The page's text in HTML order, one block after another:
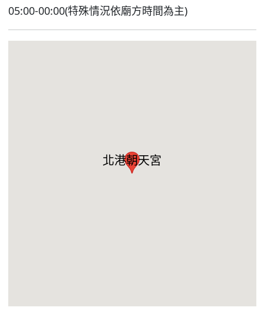
05:00-00:00(特殊情況依廟方時間為主)
北港朝天宮